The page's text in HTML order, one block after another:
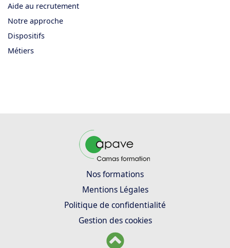
Aide au recrutement
Notre approche
Dispositifs
Métiers
Nos formations
Mentions Légales
Politique de confidentialité
Gestion des cookies